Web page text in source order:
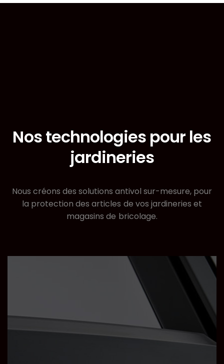
Nos technologies pour les
jardineries
Nous créons des solutions antivol sur-mesure, pour
la protection des articles de vos jardineries et
magasins de bricolage.